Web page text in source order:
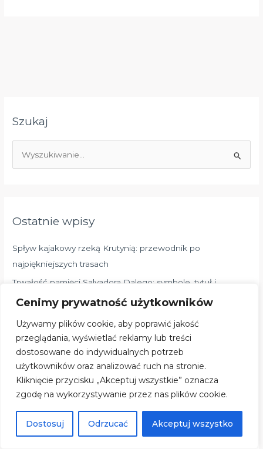
Cenimy prywatność użytkowników
Używamy plików cookie, aby poprawić jakość
przeglądania, wyświetlać reklamy lub treści
dostosowane do indywidualnych potrzeb
użytkowników oraz analizować ruch na stronie.
Kliknięcie przycisku „Akceptuj wszystkie” oznacza
zgodę na wykorzystywanie przez nas plików cookie.
Dostosuj Odrzucać Akceptuj wszystko
Szukaj
jOstatnie wpisy
Spływ kajakowy rzeką Krutynią: przewodnik po
najpiękniejszych trasach
Trwałość pamięci Salvadora Dalego: symbole, tytuł i
inspiracje wyjaśnione
rozwiązanie (8 liter)
Grecki bóg: pełny przewodnik po panteonie — Mitologia
grecka od Chaosu do olimpijczyków
Michał Anioł – „Stworzenie Adama”: opis, symbolika i
miejsce w Kaplicy Sykstyńskiej (Watykan)